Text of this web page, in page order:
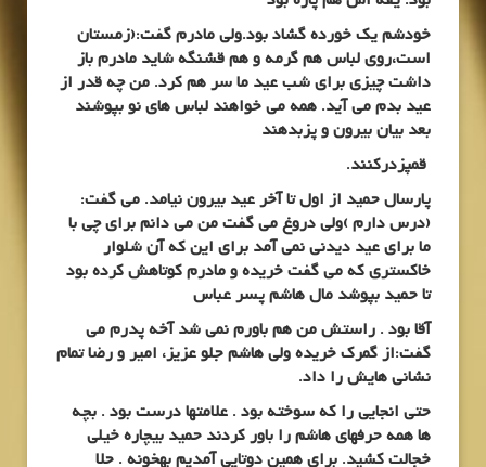
خودشم یک خورده گشاد بود.ولی مادرم گفت:(زمستان
است،روی لباس هم گرمه و هم قشنگه شاید مادرم باز
داشت چیزی برای شب عید ما سر هم کرد. من چه قدر از
عید بدم می آید. همه می خواهند لباس های نو بپوشند
بعد بیان بیرون و پزبدهند
قمپزدرکنند.
پارسال حمید از اول تا آخر عید بیرون نیامد. می گفت:
(درس دارم )ولی دروغ می گفت من می دانم برای چی با
ما برای عید دیدنی نمی آمد برای این که آن شلوار
خاکستری که می گفت خریده و مادرم کوتاهش کرده بود
تا حمید بپوشد مال هاشم پسر عباس
آقا بود . راستش من هم باورم نمی شد آخه پدرم می
گفت:از گمرک خریده ولی هاشم جلو عزیز، امیر و رضا تمام
نشانی هایش را داد.
حتی انجایی را که سوخته بود . علامتها درست بود . بچه
ها همه حرفهای هاشم را باور کردند حمید بیچاره خیلی
خجالت کشید. برای همین دوتایی آمدیم بهخونه . حلا